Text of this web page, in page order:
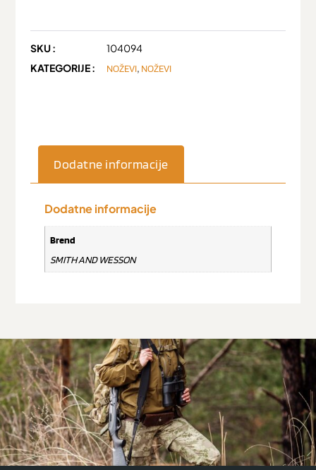
SKU :
104094
KATEGORIJE :
NOŽEVI, NOŽEVI
Dodatne informacije
Dodatne informacije
Brend
SMITH AND WESSON